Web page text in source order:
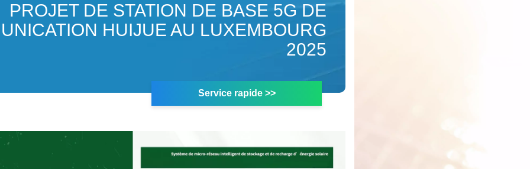
PROJET DE STATION DE BASE 5G DE
HUIJUE AU LUXEMBOURG
2025
Service rapide >>